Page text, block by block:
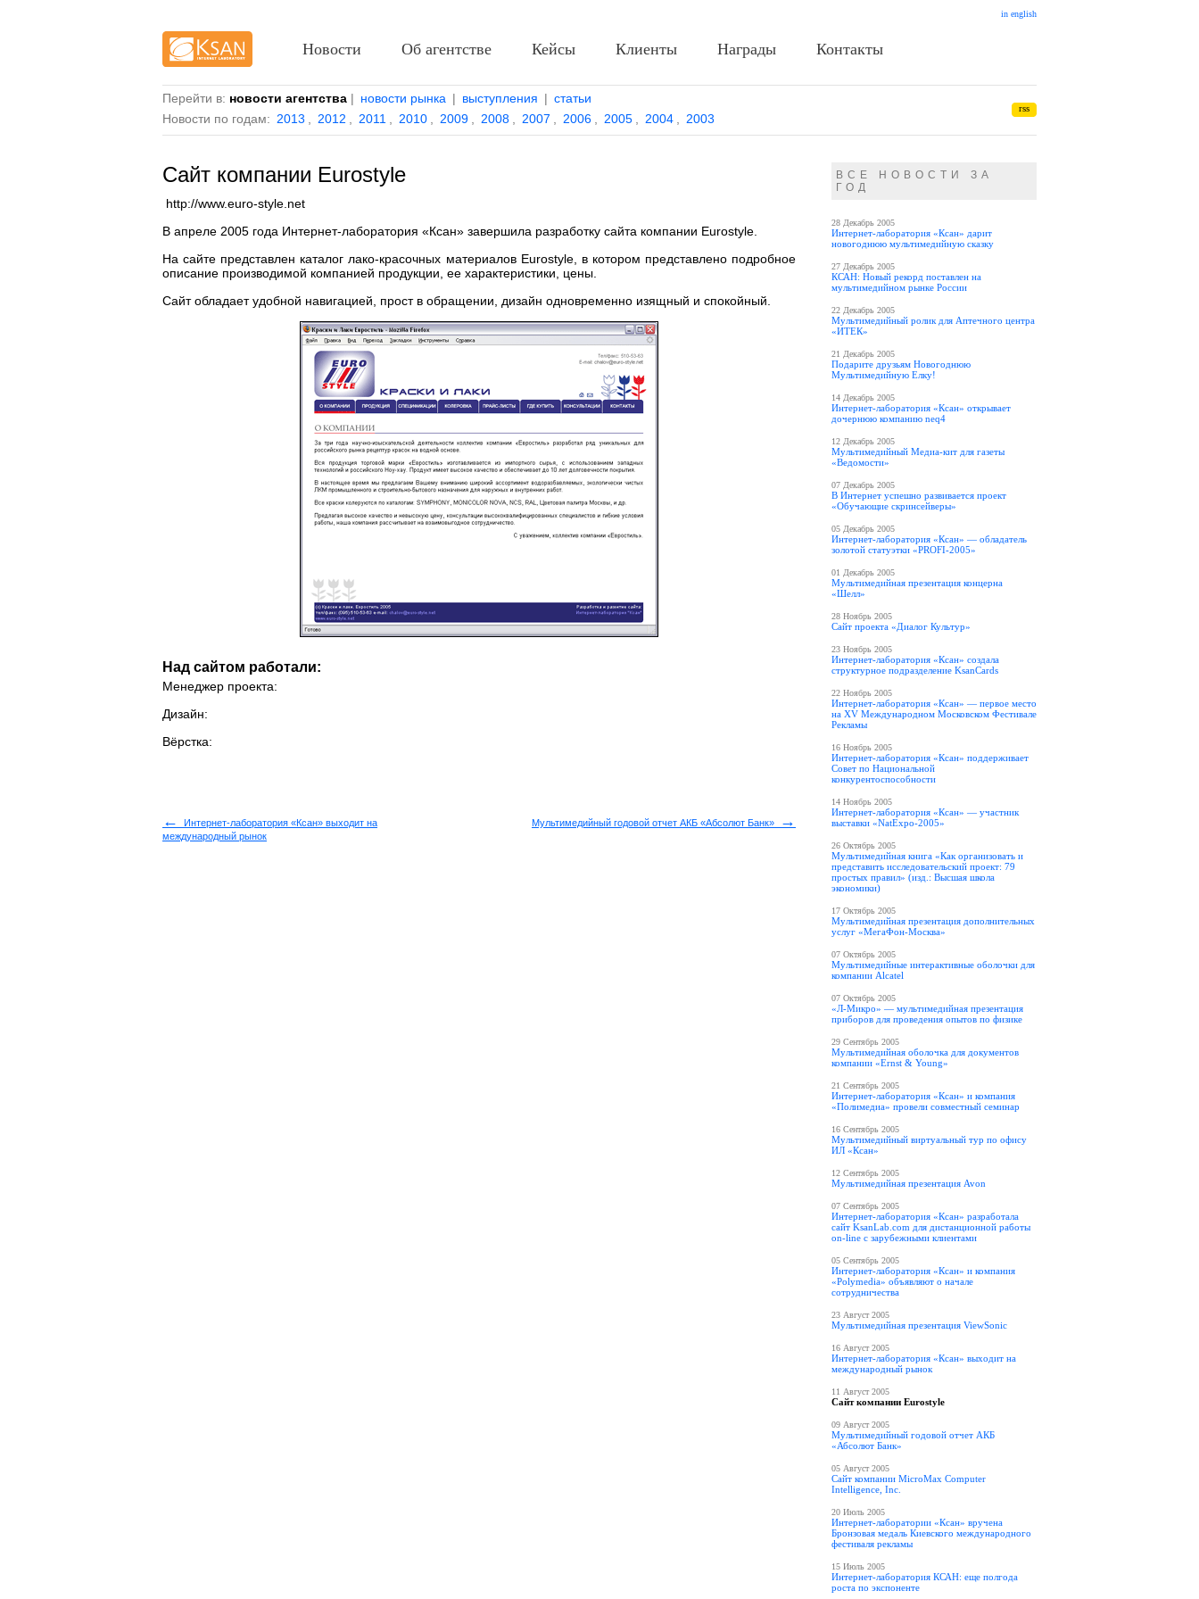
Перейти в: новости агентства | новости рынка | выступления | статьи
Новости по годам: 2013 2012 2011 2010 2009 2008 2007 2006 2005 2004 2003
rss
Сайт компании Eurostyle
http://www.euro-style.net
В апреле 2005 года Интернет-лаборатория «Ксан» завершила разработку сайта компании Eurostyle.
На сайте представлен каталог лако-красочных материалов Eurostyle, в котором представлено подробное
описание производимой компанией продукции, ее характеристики, цены.
Сайт обладает удобной навигацией, прост в обращении, дизайн одновременно изящный и спокойный.
Над сайтом работали:
Менеджер проекта:
Дизайн:
Вёрстка:
←
Интернет-лаборатория «Ксан» выходит на
международный рынок
Мультимедийный годовой отчет АКБ «Абсолют Банк» →
ВСЕ НОВОСТИ ЗА
ГОД
28 Декабрь 2005
Интернет-лаборатория «Ксан» дарит
новогоднюю мультимедийную сказку
27 Декабрь 2005
КСАН: Новый рекорд поставлен на
мультимедийном рынке России
22 Декабрь 2005
Мультимедийный ролик для Аптечного центра
«ИТЕК»
21 Декабрь 2005
Подарите друзьям Новогоднюю
Мультимедийную Елку!
14 Декабрь 2005
Интернет-лаборатория «Ксан» открывает
дочернюю компанию neq4
12 Декабрь 2005
Мультимедийный Медиа-кит для газеты
«Ведомости»
07 Декабрь 2005
В Интернет успешно развивается проект
«Обучающие скринсейверы»
05 Декабрь 2005
Интернет-лаборатория «Ксан» — обладатель
золотой статуэтки «PROFI-2005»
01 Декабрь 2005
Мультимедийная презентация концерна
«Шелл»
28 Ноябрь 2005
Сайт проекта «Диалог Культур»
23 Ноябрь 2005
Интернет-лаборатория «Ксан» создала
структурное подразделение KsanCards
22 Ноябрь 2005
Интернет-лаборатория «Ксан» — первое место
на XV Международном Московском Фестивале
Рекламы
16 Ноябрь 2005
Интернет-лаборатория «Ксан» поддерживает
Совет по Национальной
конкурентоспособности
14 Ноябрь 2005
Интернет-лаборатория «Ксан» — участник
выставки «NatExpo-2005»
26 Октябрь 2005
Мультимедийная книга «Как организовать и
представить исследовательский проект: 79
простых правил» (изд.: Высшая школа
экономики)
17 Октябрь 2005
Мультимедийная презентация дополнительных
услуг «МегаФон-Москва»
07 Октябрь 2005
Мультимедийные интерактивные оболочки для
компании Alcatel
07 Октябрь 2005
«Л-Микро» — мультимедийная презентация
приборов для проведения опытов по физике
29 Сентябрь 2005
Мультимедийная оболочка для документов
компании «Ernst & Young»
21 Сентябрь 2005
Интернет-лаборатория «Ксан» и компания
«Полимедиа» провели совместный семинар
16 Сентябрь 2005
Мультимедийный виртуальный тур по офису
ИЛ «Ксан»
12 Сентябрь 2005
Мультимедийная презентация Avon
07 Сентябрь 2005
Интернет-лаборатория «Ксан» разработала
сайт KsanLab.com для дистанционной работы
on-line с зарубежными клиентами
05 Сентябрь 2005
Интернет-лаборатория «Ксан» и компания
«Polymedia» объявляют о начале
сотрудничества
23 Август 2005
Мультимедийная презентация ViewSonic
16 Август 2005
Интернет-лаборатория «Ксан» выходит на
международный рынок
11 Август 2005
Сайт компании Eurostyle
09 Август 2005
Мультимедийный годовой отчет АКБ
«Абсолют Банк»
05 Август 2005
Сайт компании MicroMax Computer
Intelligence, Inc.
20 Июль 2005
Интернет-лаборатории «Ксан» вручена
Бронзовая медаль Киевского международного
фестиваля рекламы
15 Июль 2005
Интернет-лаборатория КСАН: еще полгода
роста по экспоненте
in english
Новости Об агентстве Кейсы Клиенты Награды Контакты